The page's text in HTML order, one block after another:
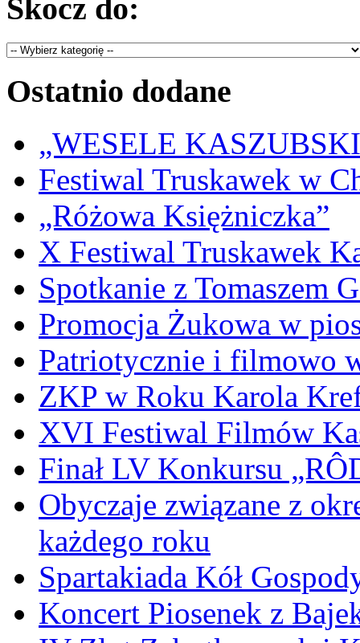
Skocz do:
Ostatnio dodane
„WESELE
Festiwal Truskawek w
„Różowa Księżniczka”
X Festiwal Truskawek
Spotkanie z Tomaszem
Promocja Żukowa w
Patriotycznie i filmowo
ZKP w Roku Karola
XVI Festiwal Filmów
Finał LV Konkursu
Obyczaje związane z
każdego roku
Spartakiada Kół
Koncert Piosenek z